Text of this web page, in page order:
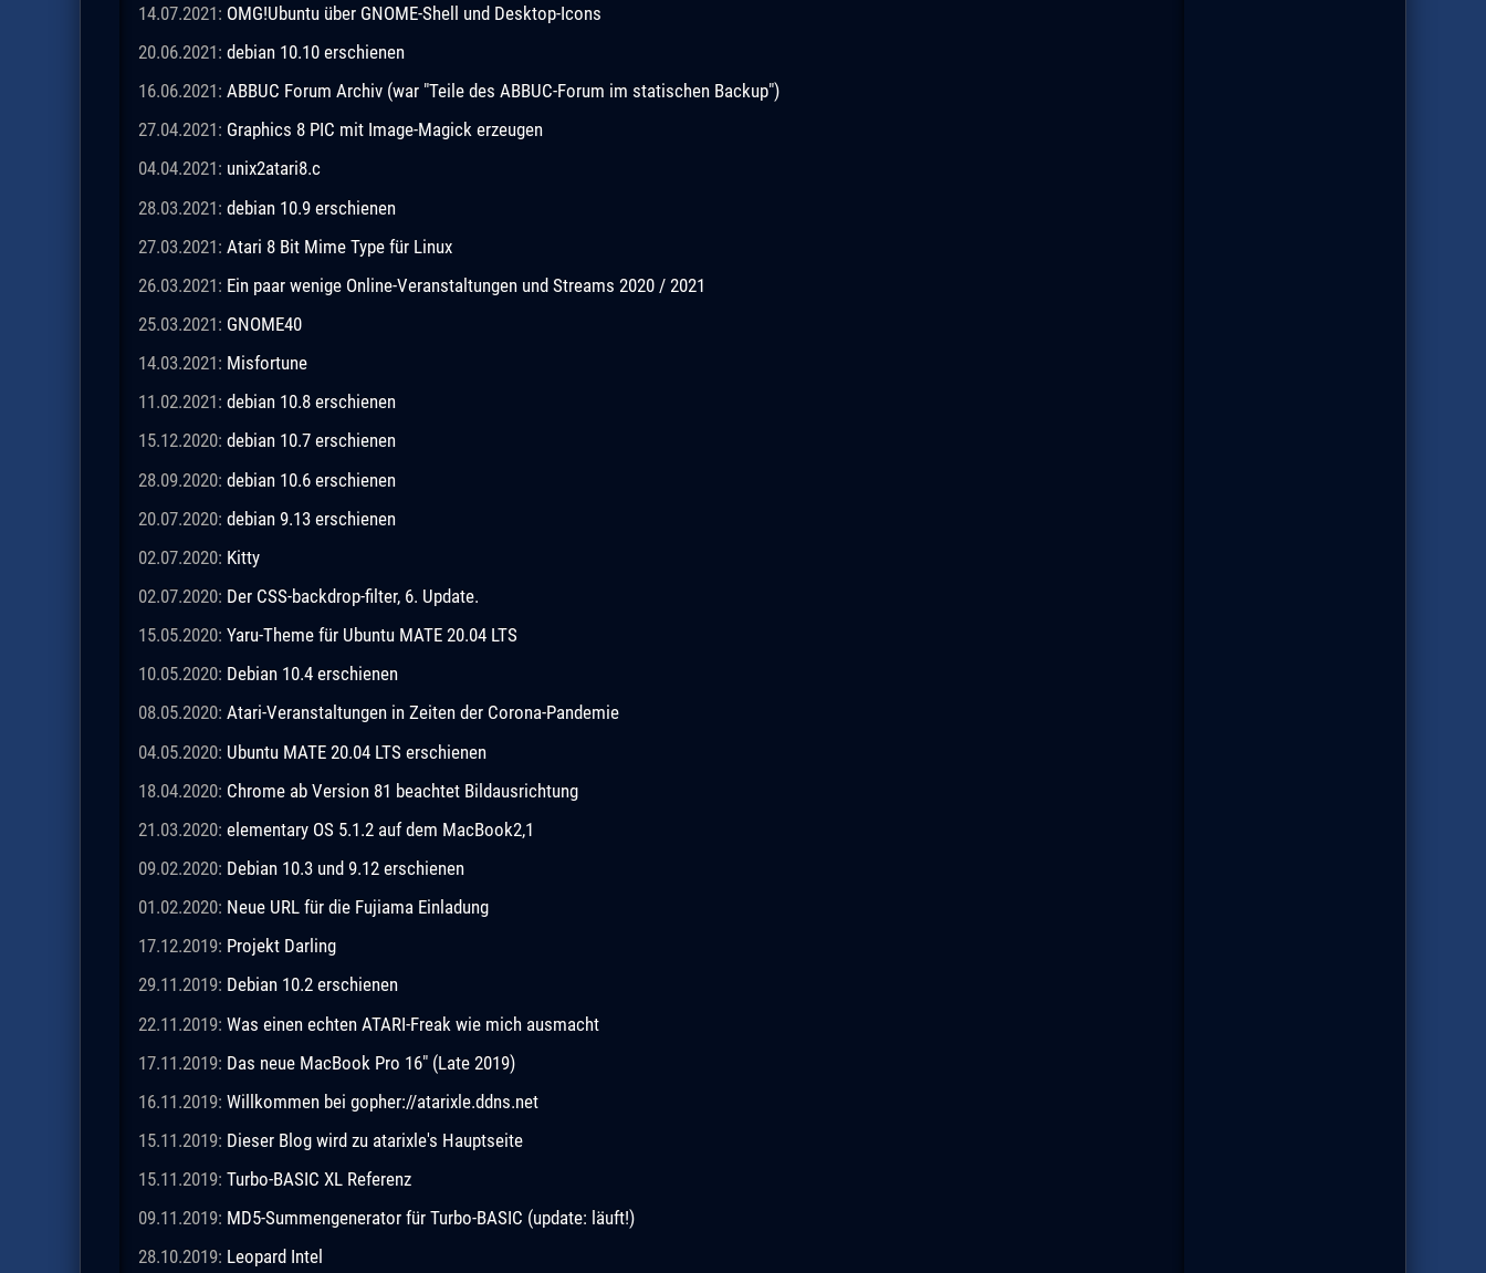
14.07.2021: OMG!Ubuntu über GNOME-Shell und Desktop-Icons
20.06.2021: debian 10.10 erschienen
16.06.2021: ABBUC Forum Archiv (war "Teile des ABBUC-Forum im statischen Backup")
27.04.2021: Graphics 8 PIC mit Image-Magick erzeugen
04.04.2021: unix2atari8.c
28.03.2021: debian 10.9 erschienen
27.03.2021: Atari 8 Bit Mime Type für Linux
26.03.2021: Ein paar wenige Online-Veranstaltungen und Streams 2020 / 2021
25.03.2021: GNOME40
14.03.2021: Misfortune
11.02.2021: debian 10.8 erschienen
15.12.2020: debian 10.7 erschienen
28.09.2020: debian 10.6 erschienen
20.07.2020: debian 9.13 erschienen
02.07.2020: Kitty
02.07.2020: Der CSS-backdrop-filter, 6. Update.
15.05.2020: Yaru-Theme für Ubuntu MATE 20.04 LTS
10.05.2020: Debian 10.4 erschienen
08.05.2020: Atari-Veranstaltungen in Zeiten der Corona-Pandemie
04.05.2020: Ubuntu MATE 20.04 LTS erschienen
18.04.2020: Chrome ab Version 81 beachtet Bildausrichtung
21.03.2020: elementary OS 5.1.2 auf dem MacBook2,1
09.02.2020: Debian 10.3 und 9.12 erschienen
01.02.2020: Neue URL für die Fujiama Einladung
17.12.2019: Projekt Darling
29.11.2019: Debian 10.2 erschienen
22.11.2019: Was einen echten ATARI-Freak wie mich ausmacht
17.11.2019: Das neue MacBook Pro 16" (Late 2019)
16.11.2019: Willkommen bei gopher://atarixle.ddns.net
15.11.2019: Dieser Blog wird zu atarixle's Hauptseite
15.11.2019: Turbo-BASIC XL Referenz
09.11.2019: MD5-Summengenerator für Turbo-BASIC (update: läuft!)
28.10.2019: Leopard Intel